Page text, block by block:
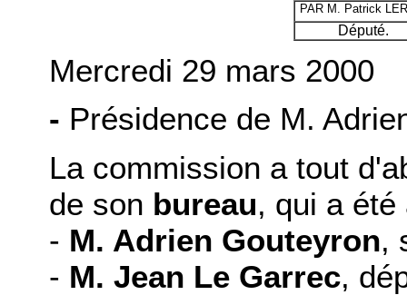
PAR M. Patrick
Député.
Mercredi 29 mars 2000
- Présidence de M.
La commission a tout
de son bureau, qui a
- M. Adrien Gouteyron,
- M. Jean Le Garrec,